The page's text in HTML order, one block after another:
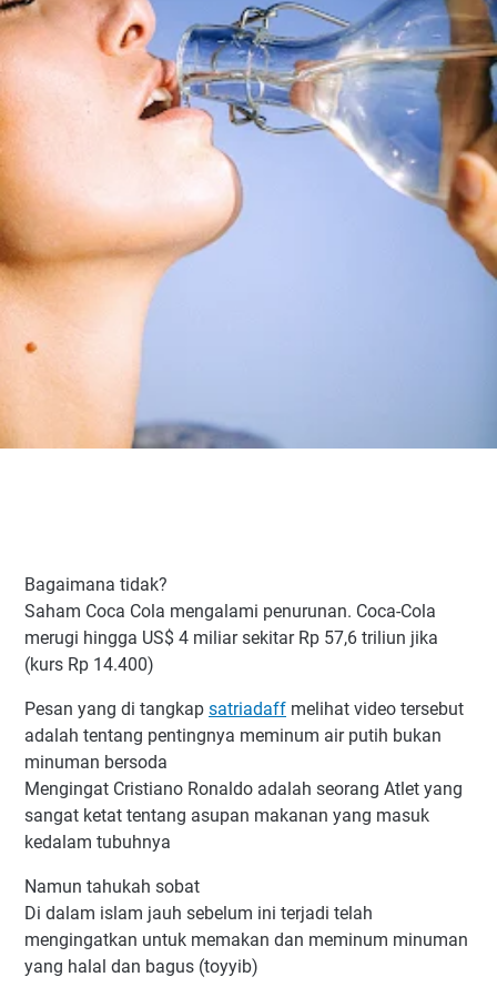
Bagaimana tidak?
Saham Coca Cola mengalami penurunan. Coca-Cola
merugi hingga US$ 4 miliar sekitar Rp 57,6 triliun jika
(kurs Rp 14.400)
Pesan yang di tangkap satriadaff melihat video tersebut
adalah tentang pentingnya meminum air putih bukan
minuman bersoda
Mengingat Cristiano Ronaldo adalah seorang Atlet yang
sangat ketat tentang asupan makanan yang masuk
kedalam tubuhnya
Namun tahukah sobat
Di dalam islam jauh sebelum ini terjadi telah
mengingatkan untuk memakan dan meminum minuman
yang halal dan bagus (toyyib)